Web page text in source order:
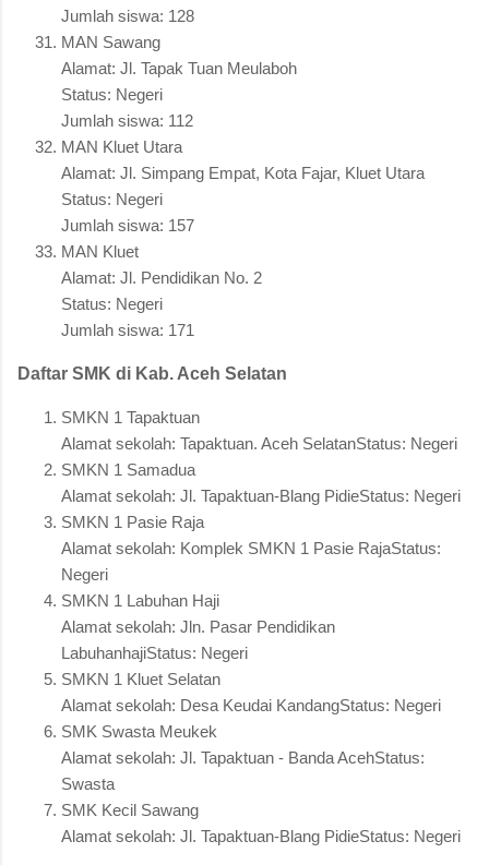
Jumlah siswa: 128
MAN Sawang
Alamat: Jl. Tapak Tuan Meulaboh
Status: Negeri
Jumlah siswa: 112
MAN Kluet Utara
Alamat: Jl. Simpang Empat, Kota Fajar, Kluet Utara
Status: Negeri
Jumlah siswa: 157
MAN Kluet
Alamat: Jl. Pendidikan No. 2
Status: Negeri
Jumlah siswa: 171
Daftar SMK di Kab. Aceh Selatan
SMKN 1 Tapaktuan
Alamat sekolah: Tapaktuan. Aceh SelatanStatus: Negeri
SMKN 1 Samadua
Alamat sekolah: Jl. Tapaktuan-Blang PidieStatus: Negeri
SMKN 1 Pasie Raja
Alamat sekolah: Komplek SMKN 1 Pasie RajaStatus:
Negeri
SMKN 1 Labuhan Haji
Alamat sekolah: Jln. Pasar Pendidikan
LabuhanhajiStatus: Negeri
SMKN 1 Kluet Selatan
Alamat sekolah: Desa Keudai KandangStatus: Negeri
SMK Swasta Meukek
Alamat sekolah: Jl. Tapaktuan - Banda AcehStatus:
Swasta
SMK Kecil Sawang
Alamat sekolah: Jl. Tapaktuan-Blang PidieStatus: Negeri